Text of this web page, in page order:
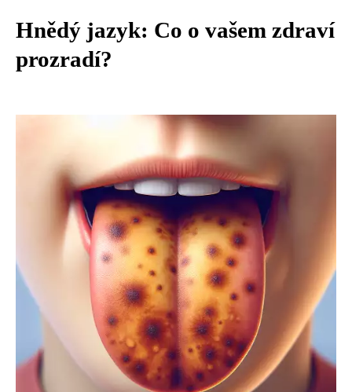
Hnědý jazyk: Co o vašem zdraví
prozradí?